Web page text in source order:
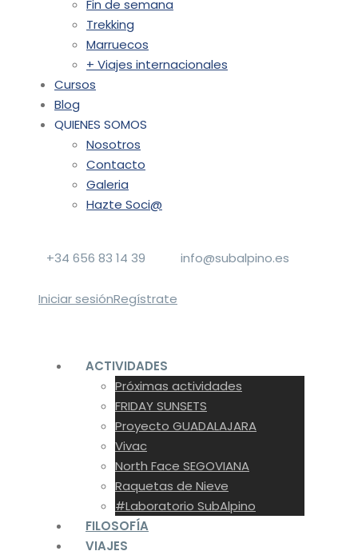
Fin de semana
Trekking
Marruecos
+ Viajes internacionales
Cursos
Blog
QUIENES SOMOS
Nosotros
Contacto
Galeria
Hazte Soci@
+34 656 83 14 39 info@subalpino.es
Iniciar sesiónRegístrate
ACTIVIDADES
Próximas actividades
FRIDAY SUNSETS
Proyecto GUADALAJARA
Vivac
North Face SEGOVIANA
Raquetas de Nieve
#Laboratorio SubAlpino
FILOSOFÍA
VIAJES